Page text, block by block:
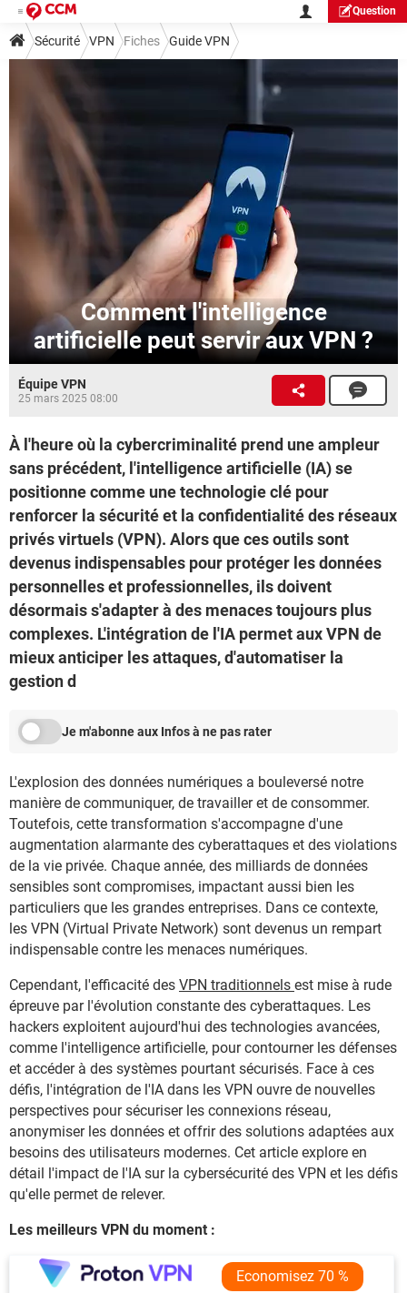
Question
Sécurité VPN Fiches Guide VPN
Comment l'intelligence
artificielle peut servir aux VPN ?
Équipe VPN
25 mars 2025 08:00
À l'heure où la cybercriminalité prend une ampleur
sans précédent, l'intelligence artificielle (IA) se
positionne comme une technologie clé pour
renforcer la sécurité et la confidentialité des réseaux
privés virtuels (VPN). Alors que ces outils sont
devenus indispensables pour protéger les données
personnelles et professionnelles, ils doivent
désormais s'adapter à des menaces toujours plus
complexes. L'intégration de l'IA permet aux VPN de
mieux anticiper les attaques, d'automatiser la
gestion d
Je m'abonne aux Infos à ne pas rater
L'explosion des données numériques a bouleversé notre
manière de communiquer, de travailler et de consommer.
Toutefois, cette transformation s'accompagne d'une
augmentation alarmante des cyberattaques et des violations
de la vie privée. Chaque année, des milliards de données
sensibles sont compromises, impactant aussi bien les
particuliers que les grandes entreprises. Dans ce contexte,
les VPN (Virtual Private Network) sont devenus un rempart
indispensable contre les menaces numériques.
Cependant, l'efficacité des VPN traditionnels est mise à rude
épreuve par l'évolution constante des cyberattaques. Les
hackers exploitent aujourd'hui des technologies avancées,
comme l'intelligence artificielle, pour contourner les défenses
et accéder à des systèmes pourtant sécurisés. Face à ces
défis, l'intégration de l'IA dans les VPN ouvre de nouvelles
perspectives pour sécuriser les connexions réseau,
anonymiser les données et offrir des solutions adaptées aux
besoins des utilisateurs modernes. Cet article explore en
détail l'impact de l'IA sur la cybersécurité des VPN et les défis
qu'elle permet de relever.
Les meilleurs VPN du moment :
Economisez 70 %